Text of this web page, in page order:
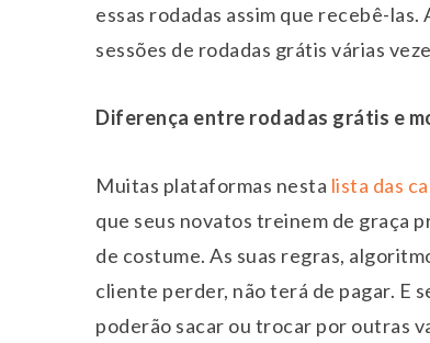
essas rodadas assim que recebê-
sessões de rodadas grátis várias
Diferença entre rodadas grátis e
Muitas plataformas nesta lista das
que seus novatos treinem de graça
de costume. As suas regras,
cliente perder, não terá de pagar. E
poderão sacar ou trocar por outras